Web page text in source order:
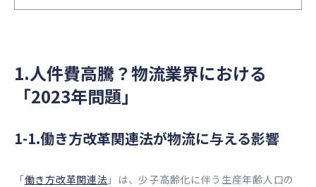
1.人件費高騰？物流業界における
「2023年問題」
1-1.働き方改革関連法が物流に与える影響
「働き方改革関連法 」は、少子高齢化に伴う生産年齢人口の